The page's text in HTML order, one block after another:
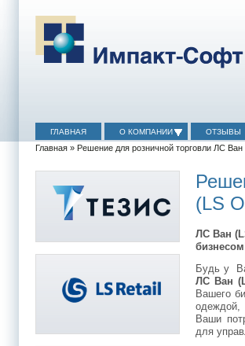
ГЛАВНАЯ О КОМПАНИИ ОТЗЫВЫ
Главная » Решение для розничной торговли ЛС Ван
(LS
ЛС Ван
Будь у
ЛС Ван
Вашего
Ваши
для